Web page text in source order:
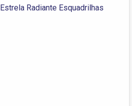
Estrela Radiante Esquadrilhas